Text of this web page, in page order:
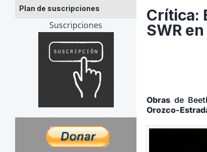
Plan de suscripciones
Suscripciones
Crítica:
SWR
Obras de
Orozco-